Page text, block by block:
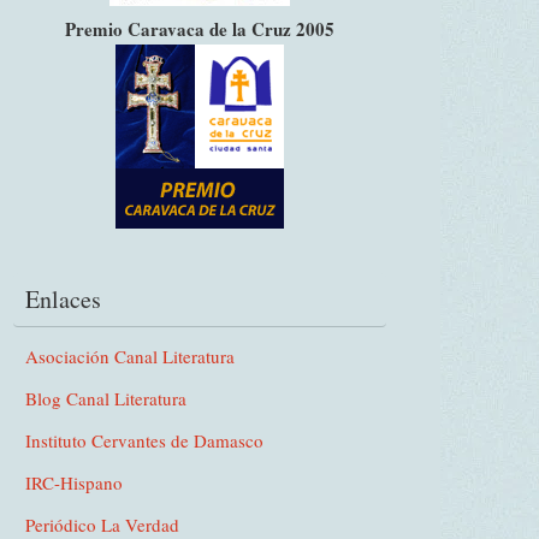
Premio Caravaca de la Cruz 2005
Enlaces
Asociación Canal Literatura
Blog Canal Literatura
Instituto Cervantes de Damasco
IRC-Hispano
Periódico La Verdad